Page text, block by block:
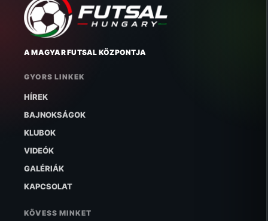
A MAGYAR FUTSAL KÖZPONTJA
GYORS LINKEK
HÍREK
BAJNOKSÁGOK
KLUBOK
VIDEÓK
GALÉRIÁK
KAPCSOLAT
KÖVESS MINKET